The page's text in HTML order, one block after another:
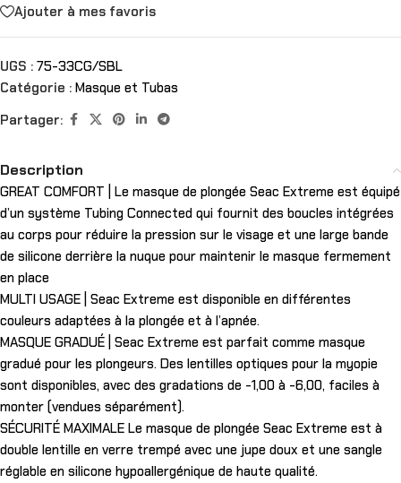
Ajouter à mes favoris
UGS : 75-33CG/SBL
Catégorie : Masque et Tubas
Partager:
Description
GREAT COMFORT | Le masque de plongée Seac Extreme est équipé
d’un système Tubing Connected qui fournit des boucles intégrées
au corps pour réduire la pression sur le visage et une large bande
de silicone derrière la nuque pour maintenir le masque fermement
en place
MULTI USAGE | Seac Extreme est disponible en différentes
couleurs adaptées à la plongée et à l’apnée.
MASQUE GRADUÉ | Seac Extreme est parfait comme masque
gradué pour les plongeurs. Des lentilles optiques pour la myopie
sont disponibles, avec des gradations de -1,00 à -6,00, faciles à
monter (vendues séparément).
SÉCURITÉ MAXIMALE Le masque de plongée Seac Extreme est à
double lentille en verre trempé avec une jupe doux et une sangle
réglable en silicone hypoallergénique de haute qualité.